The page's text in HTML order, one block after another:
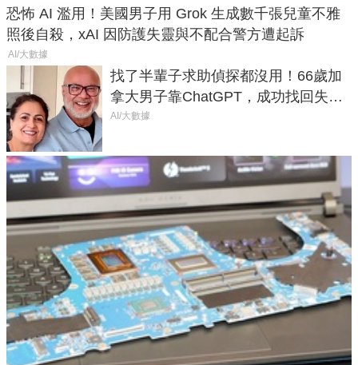
恐怖 AI 濫用！美國男子用 Grok 生成數千張兒童不雅
照後自殺，xAI 因防護失靈與不配合警方遭起訴
AI/大數據
找了半輩子求助偵探都沒用！66歲加
拿大男子靠ChatGPT，成功找回失散
50年家人
AI/大數據